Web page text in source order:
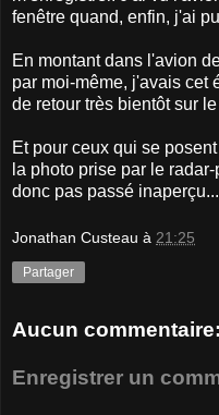
fenêtre quand, enfin, j'ai
En montant dans l'avion
par moi-même, j'avais cet
de retour très bientôt sur
Et pour ceux qui se
la photo prise par le
donc pas passé inaperçu...
Jonathan Custeau à 21:25
Partager
Aucun commentaire:
Enregistrer un